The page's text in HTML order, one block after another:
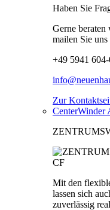
Haben Sie
Gerne beraten
mailen Sie
+49 5941
Zur
CenterWinder
Mit den
lassen sich
zuverlässig